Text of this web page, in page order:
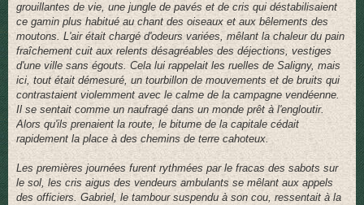
grouillantes de vie, une jungle de pavés et de cris qui déstabilisaient
ce gamin plus habitué au chant des oiseaux et aux bêlements des
moutons. L'air était chargé d'odeurs variées, mêlant la chaleur du pain
fraîchement cuit aux relents désagréables des déjections, vestiges
d'une ville sans égouts. Cela lui rappelait les ruelles de Saligny, mais
ici, tout était démesuré, un tourbillon de mouvements et de bruits qui
contrastaient violemment avec le calme de la campagne vendéenne.
Il se sentait comme un naufragé dans un monde prêt à l'engloutir.
Alors qu'ils prenaient la route, le bitume de la capitale cédait
rapidement la place à des chemins de terre cahoteux.
Les premières journées furent rythmées par le fracas des sabots sur
le sol, les cris aigus des vendeurs ambulants se mêlant aux appels
des officiers. Gabriel, le tambour suspendu à son cou, ressentait à la